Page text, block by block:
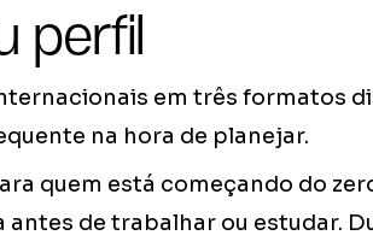
perfil
em três formatos
na hora de planejar.
quem está começando do
de trabalhar ou estudar.